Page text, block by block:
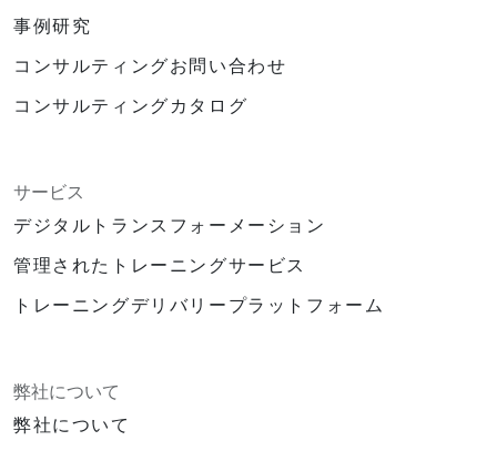
事例研究
コンサルティングお問い合わせ
コンサルティングカタログ
サービス
デジタルトランスフォーメーション
管理されたトレーニングサービス
トレーニングデリバリープラットフォーム
弊社について
弊社について